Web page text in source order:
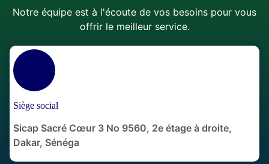
Notre équipe est à l'écoute de vos besoins pour vous
offrir le meilleur service.
Siège social
Sicap Sacré Cœur 3 No 9560, 2e étage à droite,
Dakar, Sénéga